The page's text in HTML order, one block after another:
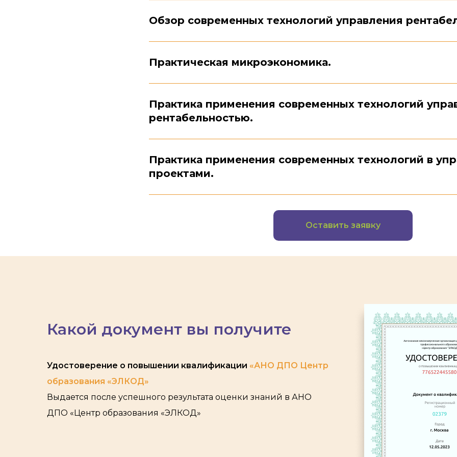
Обзор современных технологий управления
Практическая микроэкономика.
Практика применения современных технологий
рентабельностью.
Практика применения современных технологий в
проектами.
Оставить заявку
Какой документ вы получите
Удостоверение о повышении квалификации «АНО ДПО Центр
образования «ЭЛКОД»
Выдается после успешного результата оценки знаний в АНО
ДПО «Центр образования «ЭЛКОД»